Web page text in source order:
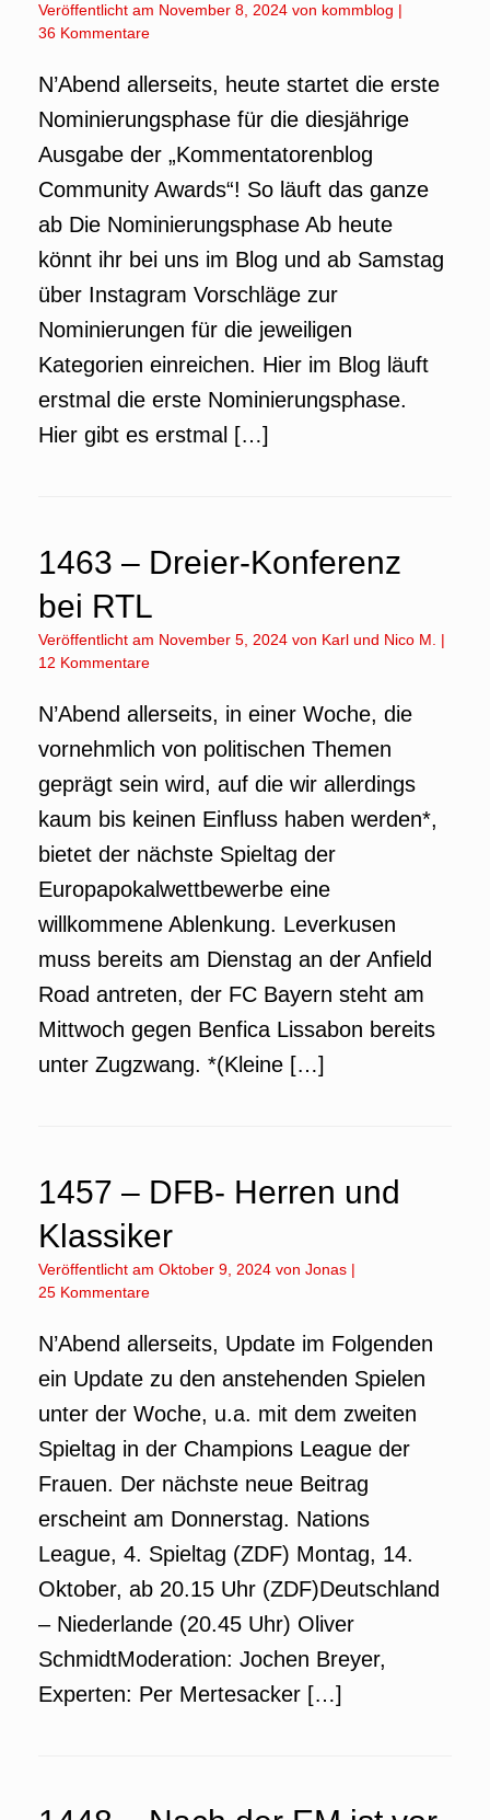
Veröffentlicht am November 8, 2024 von kommblog |
36 Kommentare
N’Abend allerseits, heute startet die erste
Nominierungsphase für die diesjährige
Ausgabe der „Kommentatorenblog
Community Awards“! So läuft das ganze
ab Die Nominierungsphase Ab heute
könnt ihr bei uns im Blog und ab Samstag
über Instagram Vorschläge zur
Nominierungen für die jeweiligen
Kategorien einreichen. Hier im Blog läuft
erstmal die erste Nominierungsphase.
Hier gibt es erstmal […]
1463 – Dreier-Konferenz
bei RTL
Veröffentlicht am November 5, 2024 von Karl und Nico M.
|
12 Kommentare
N’Abend allerseits, in einer Woche, die
vornehmlich von politischen Themen
geprägt sein wird, auf die wir allerdings
kaum bis keinen Einfluss haben werden*,
bietet der nächste Spieltag der
Europapokalwettbewerbe eine
willkommene Ablenkung. Leverkusen
muss bereits am Dienstag an der Anfield
Road antreten, der FC Bayern steht am
Mittwoch gegen Benfica Lissabon bereits
unter Zugzwang. *(Kleine […]
1457 – DFB- Herren und
Klassiker
Veröffentlicht am Oktober 9, 2024 von Jonas |
25 Kommentare
N’Abend allerseits, Update im Folgenden
ein Update zu den anstehenden Spielen
unter der Woche, u.a. mit dem zweiten
Spieltag in der Champions League der
Frauen. Der nächste neue Beitrag
erscheint am Donnerstag. Nations
League, 4. Spieltag (ZDF) Montag, 14.
Oktober, ab 20.15 Uhr (ZDF)Deutschland
– Niederlande (20.45 Uhr) Oliver
SchmidtModeration: Jochen Breyer,
Experten: Per Mertesacker […]